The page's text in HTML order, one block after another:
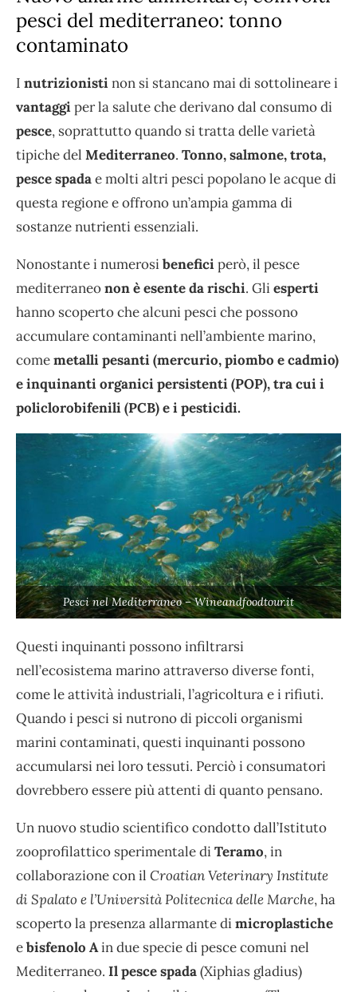
pesci del mediterraneo: tonno
contaminato
I nutrizionistinon si stancano mai di sottolineare i
vantaggiper la salute che derivano dal consumo di
pesce, soprattutto quando si tratta delle varietà
tipiche del Mediterraneo. Tonno, salmone, trota,
pesce spadae molti altri pesci popolano le acque di
questa regione e offrono un’ampia gamma di
sostanze nutrienti essenziali.
Nonostante i numerosibeneficiperò, il pesce
mediterraneonon è esente da rischi. Gliesperti
hanno scoperto che alcuni pesci che possono
accumulare contaminanti nell’ambiente marino,
comemetalli pesanti (mercurio, piombo e cadmio)
e inquinanti organici persistenti (POP), tra cui i
policlorobifenili (PCB) e i pesticidi.
Pesci nel Mediterraneo – Wineandfoodtour.it
Questi inquinanti possono infiltrarsi
nell’ecosistema marino attraverso diverse fonti,
come le attività industriali, l’agricoltura e i rifiuti.
Quando i pesci si nutrono di piccoli organismi
marini contaminati, questi inquinanti possono
accumularsi nei loro tessuti. Perciò i consumatori
dovrebbero essere più attenti di quanto pensano.
Un nuovo studio scientifico condotto dall’Istituto
zooprofilattico sperimentale diTeramo, in
collaborazione con il Croatian Veterinary Institute
di Spalato e l’Università Politecnica delle Marche, ha
scoperto la presenza allarmante dimicroplastiche
ebisfenolo Ain due specie di pesce comuni nel
Mediterraneo. Il pesce spada(Xiphias gladius)